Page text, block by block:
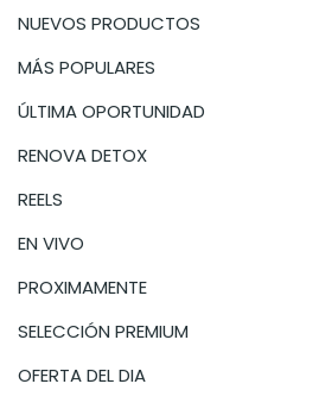
NUEVOS PRODUCTOS
MÁS POPULARES
ÚLTIMA OPORTUNIDAD
RENOVA DETOX
REELS
EN VIVO
PROXIMAMENTE
SELECCIÓN PREMIUM
OFERTA DEL DIA